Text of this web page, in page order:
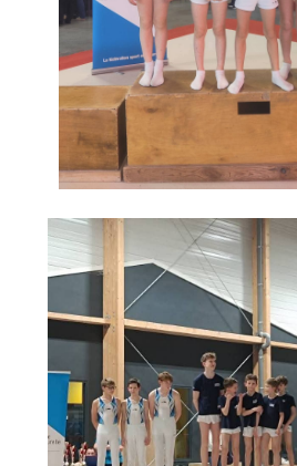
» Démarches administratives
» Encombrants et déchets
» Gîtes - Chambres d'hôtes
» Numéros utiles
» Transport
» Médiathèque
JEUNESSE
» Centre de Loisirs
» Ecoles
» Ecole publique du Clos